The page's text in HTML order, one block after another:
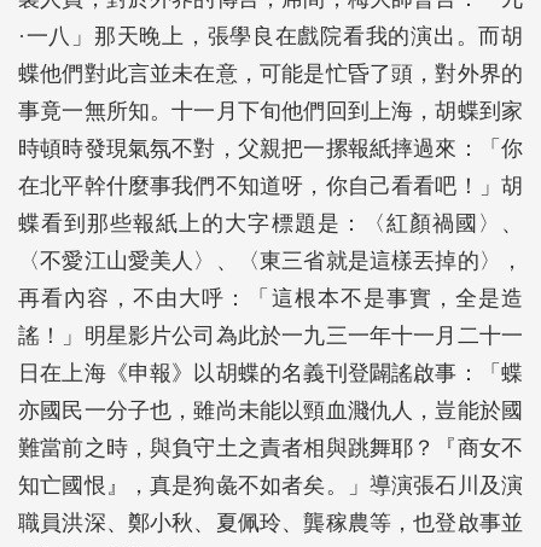
·一八」那天晚上，張學良在戲院看我的演出。而胡
蝶他們對此言並未在意，可能是忙昏了頭，對外界的
事竟一無所知。十一月下旬他們回到上海，胡蝶到家
時頓時發現氣氛不對，父親把一摞報紙摔過來：「你
在北平幹什麼事我們不知道呀，你自己看看吧！」胡
蝶看到那些報紙上的大字標題是：〈紅顏禍國〉、
〈不愛江山愛美人〉、〈東三省就是這樣丟掉的〉，
再看內容，不由大呼：「這根本不是事實，全是造
謠！」明星影片公司為此於一九三一年十一月二十一
日在上海《申報》以胡蝶的名義刊登闢謠啟事：「蝶
亦國民一分子也，雖尚未能以頸血濺仇人，豈能於國
難當前之時，與負守土之責者相與跳舞耶？『商女不
知亡國恨』，真是狗彘不如者矣。」導演張石川及演
職員洪深、鄭小秋、夏佩玲、龔稼農等，也登啟事並